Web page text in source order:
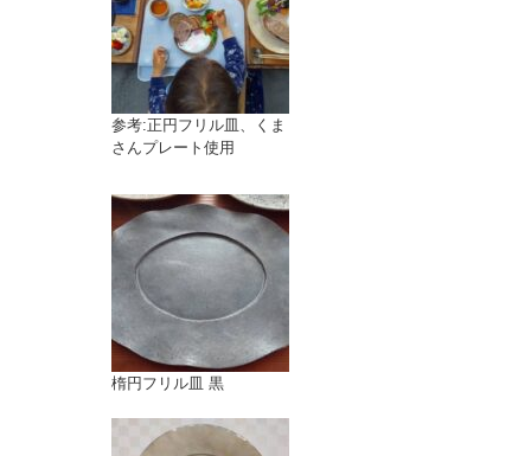
参考:正円フリル皿、くま
さんプレート使用
楕円フリル皿 黒